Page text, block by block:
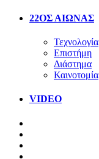
22ΟΣ ΑΙΩΝΑΣ
Τεχνολογία
Επιστήμη
Διάστημα
Καινοτομία
VIDEO